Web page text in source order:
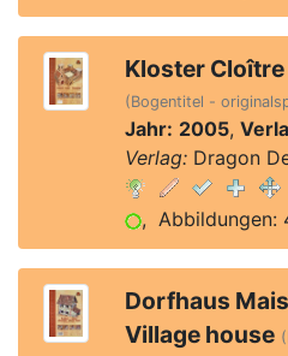
Kloster
(Bogentitel -
Jahr: 2005,
Verlag:Dragon
, Abbildungen:
Dorfhaus
Village house